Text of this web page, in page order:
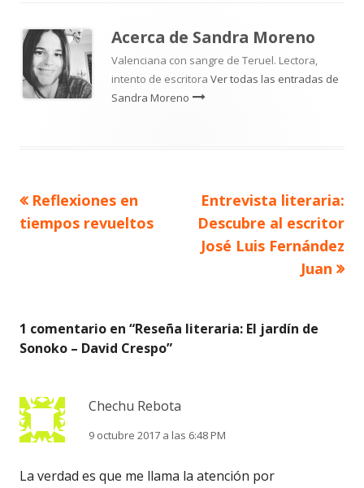
Acerca de Sandra Moreno
Valenciana con sangre de Teruel. Lectora,
intento de escritora Ver todas las entradas de
Sandra Moreno
Navegación
Artículo
anterior
Reflexiones en
tiempos revueltos
Artículo
siguiente
Entrevista literaria:
Descubre al escritor
José Luis Fernández
Juan
1 comentario en “Reseña literaria: El jardín de
Sonoko – David Crespo”
Chechu Rebota
9 octubre 2017 a las 6:48 PM
La verdad es que me llama la atención por